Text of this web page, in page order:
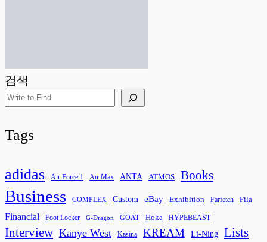
검색
Tags
adidas Air Force 1 Air Max ANTA ATMOS Books
Business COMPLEX Custom eBay Exhibition Farfetch Fila
Financial Foot Locker G-Dragon GOAT Hoka HYPEBEAST
Interview Kanye West Kasina KREAM Li-Ning Lists